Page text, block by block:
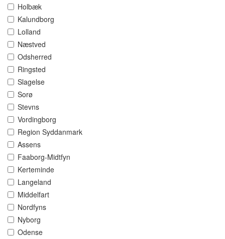
Holbæk
Kalundborg
Lolland
Næstved
Odsherred
Ringsted
Slagelse
Sorø
Stevns
Vordingborg
Region Syddanmark
Assens
Faaborg-Midtfyn
Kerteminde
Langeland
Middelfart
Nordfyns
Nyborg
Odense